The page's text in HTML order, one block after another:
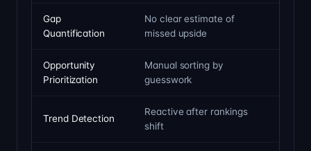
Gap
Quantification
No clear estimate of
missed upside
Opportunity
Prioritization
Manual sorting by
guesswork
Trend Detection
Reactive after rankings
shift